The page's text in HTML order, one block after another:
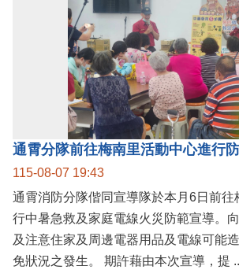
通霄分隊前往梅南里活動中心進行
115-08-07 19:43
通霄消防分隊偕同宣導隊於本月6日前往
行中暑急救及家庭電線火災防範宣導。
及注意住家及周邊電器用品及電線可能